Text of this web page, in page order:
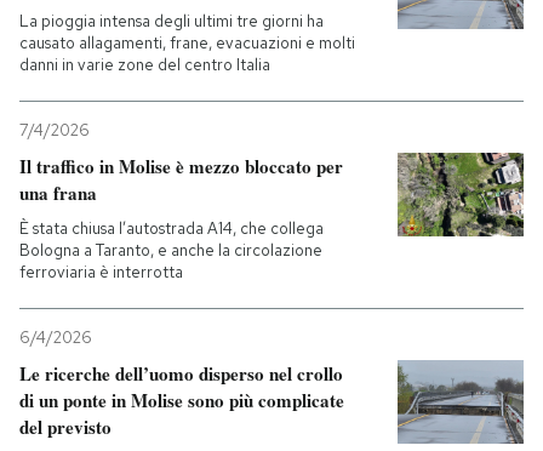
La pioggia intensa degli ultimi tre giorni ha
causato allagamenti, frane, evacuazioni e molti
danni in varie zone del centro Italia
7/4/2026
Il traffico in Molise è mezzo bloccato per
una frana
È stata chiusa l’autostrada A14, che collega
Bologna a Taranto, e anche la circolazione
ferroviaria è interrotta
6/4/2026
Le ricerche dell’uomo disperso nel crollo
di un ponte in Molise sono più complicate
del previsto